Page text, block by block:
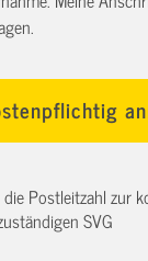
Postleitzahl zur
SVG